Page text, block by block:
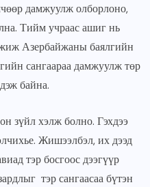
дамжуулж олборлоно,
Тийм учраас ашиг нь
Азербайжаны баялгийн
сангаараа дамжуулж төр
байна.
зүйл хэлж болно. Гэхдээ
Жишээлбэл, их дээд
тэр босгоос дээгүүр
тэр сангаасаа бүтэн